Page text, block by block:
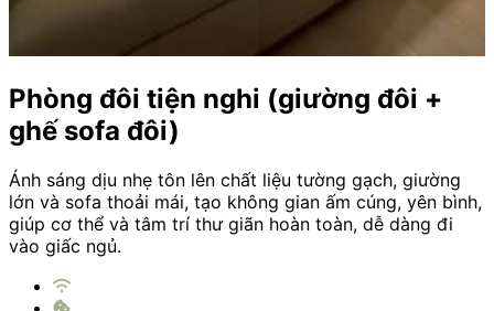
Phòng đôi tiện nghi (giường đôi +
ghế sofa đôi)
Ánh sáng dịu nhẹ tôn lên chất liệu tường gạch, giường
lớn và sofa thoải mái, tạo không gian ấm cúng, yên bình,
giúp cơ thể và tâm trí thư giãn hoàn toàn, dễ dàng đi
vào giấc ngủ.